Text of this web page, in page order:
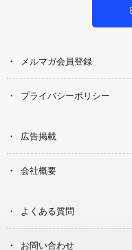
メルマガ会員登録
プライバシーポリシー
広告掲載
会社概要
よくある質問
お問い合わせ